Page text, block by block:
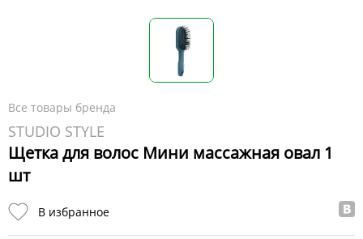
Все товары бренда
STUDIO STYLE
Щетка для волос Мини массажная овал 1
шт
В избранное